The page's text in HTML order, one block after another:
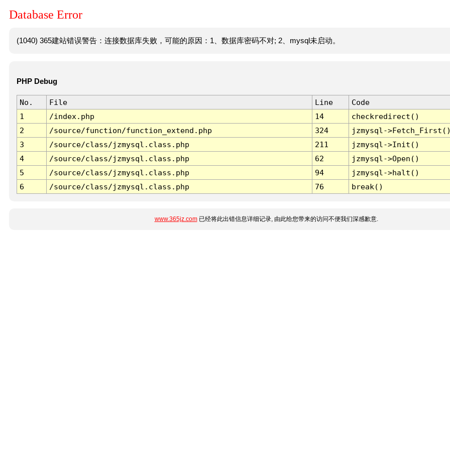
Database Error
(1040) 365建站错误警告：连接数据库失败，可能的原因：1、数据库密码不对; 2、mysql未启动。
PHP Debug
No. File Line
Code
1
/index.php 14
checkredirect()
2
/source/function/function_extend.php 324
jzmysql-
3
/source/class/jzmysql.class.php 211
jzmysql->Init()
4
/source/class/jzmysql.class.php 62
jzmysql->Open()
5
/source/class/jzmysql.class.php 94
jzmysql->halt()
6
/source/class/jzmysql.class.php 76 break()
www.365jz.com已经将此出错信息详细记录, 由此给您带来的访问不便我们深感歉意.